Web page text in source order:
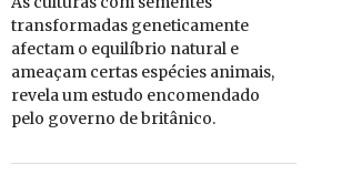
transformadas geneticamente
afectam o equilíbrio natural e
ameaçam certas espécies animais,
revela um estudo encomendado
pelo governo de britânico.